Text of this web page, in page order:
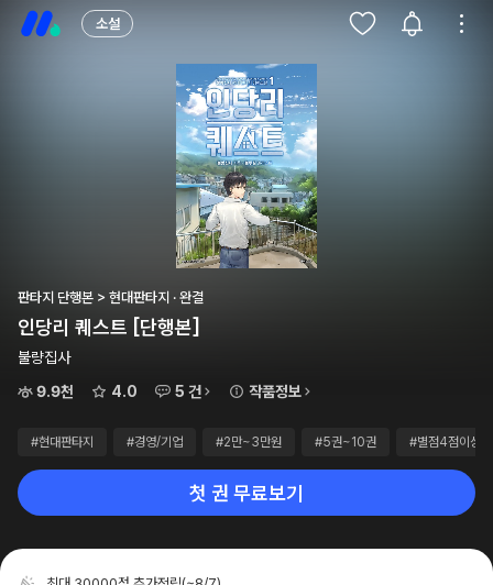
소설
판타지 단행본 > 현대판타지 · 완결
인당리 퀘스트 [단행본]
불량집사
9.9천
4.0 5 건 작품정보
#현대판타지 #경영/기업 #2만~3만원 #5권~10권 #별점4점이상
첫 권 무료보기